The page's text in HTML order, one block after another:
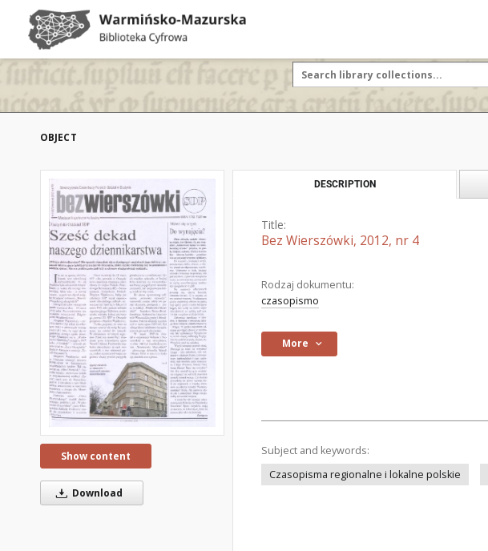
OBJECT
Show content
Download
DESCRIPTION
Title:
Bez Wierszówki, 2012, nr 4
Rodzaj dokumentu:
czasopismo
More
Subject and keywords:
Czasopisma regionalne i lokalne polskie